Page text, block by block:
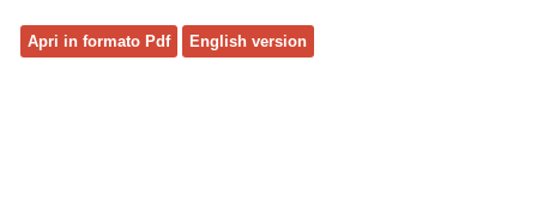
Apri in formato Pdf English version